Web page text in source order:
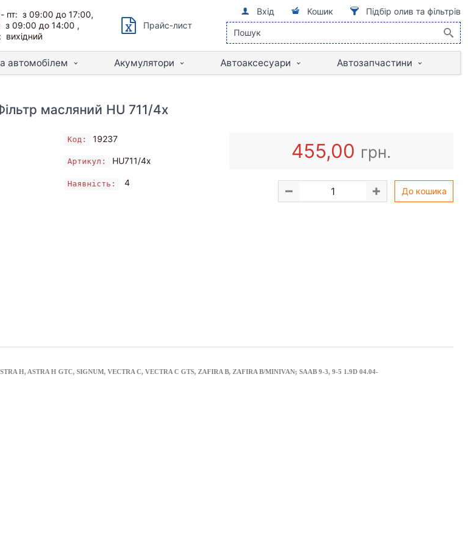
пт: з 09:00 до 17:00,
з 09:00 до 14:00 ,
вихідний
Прайс-лист
Вхід Кошик Підбір олив та фільтрів
автомобілем Акумулятори Автоаксесуари Автозапчастини
масляний HU 711/4x
Код: 19237
Артикул: HU711/4x
Наявність: 4
455,00 грн.
До кошика
H, ASTRA H GTC, SIGNUM, VECTRA C, VECTRA C GTS, ZAFIRA B, ZAFIRA B/MINIVAN; SAAB 9-3, 9-5 1.9D 04.04-